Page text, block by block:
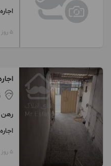
اجاره
5 روز پیش
رهن
اجاره
5 روز پیش